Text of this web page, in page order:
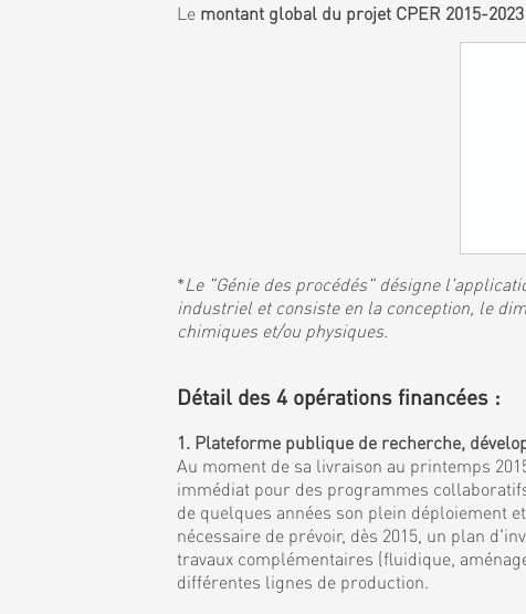
Le montant global du projet CPER 2015-2023
*Le "Génie des procédés" désigne
industriel et consiste en la conception, le
chimiques et/ou physiques.
Détail des 4 opérations financées :
1. Plateforme publique de recherche,
Au moment de sa livraison au printemps
immédiat pour des programmes
de quelques années son plein déploiement
nécessaire de prévoir, dès 2015, un plan
travaux complémentaires (fluidique,
différentes lignes de production.